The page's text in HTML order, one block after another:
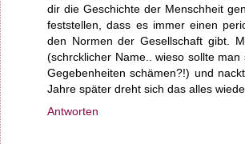
dir die Geschichte der Menschheit
feststellen, dass es immer einen
den Normen der Gesellschaft gibt.
(schrcklicher Name.. wieso sollte
Gegebenheiten schämen?!) und
Jahre später dreht sich das alles
Antworten